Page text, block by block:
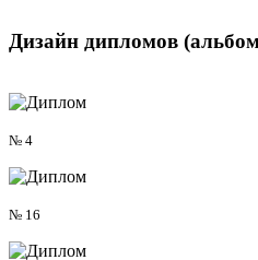
Дизайн дипломов
№ 4
№ 16